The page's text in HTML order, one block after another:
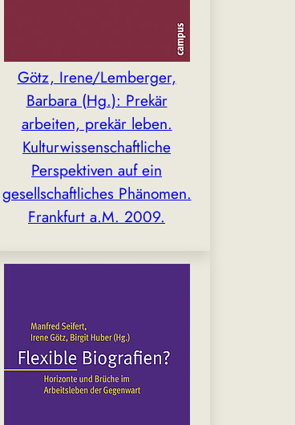
Götz, Irene/Lemberger,
Barbara (Hg.): Prekär
arbeiten, prekär leben.
Kulturwissenschaftliche
Perspektiven auf ein
gesellschaftliches Phänomen.
Frankfurt a.M. 2009.